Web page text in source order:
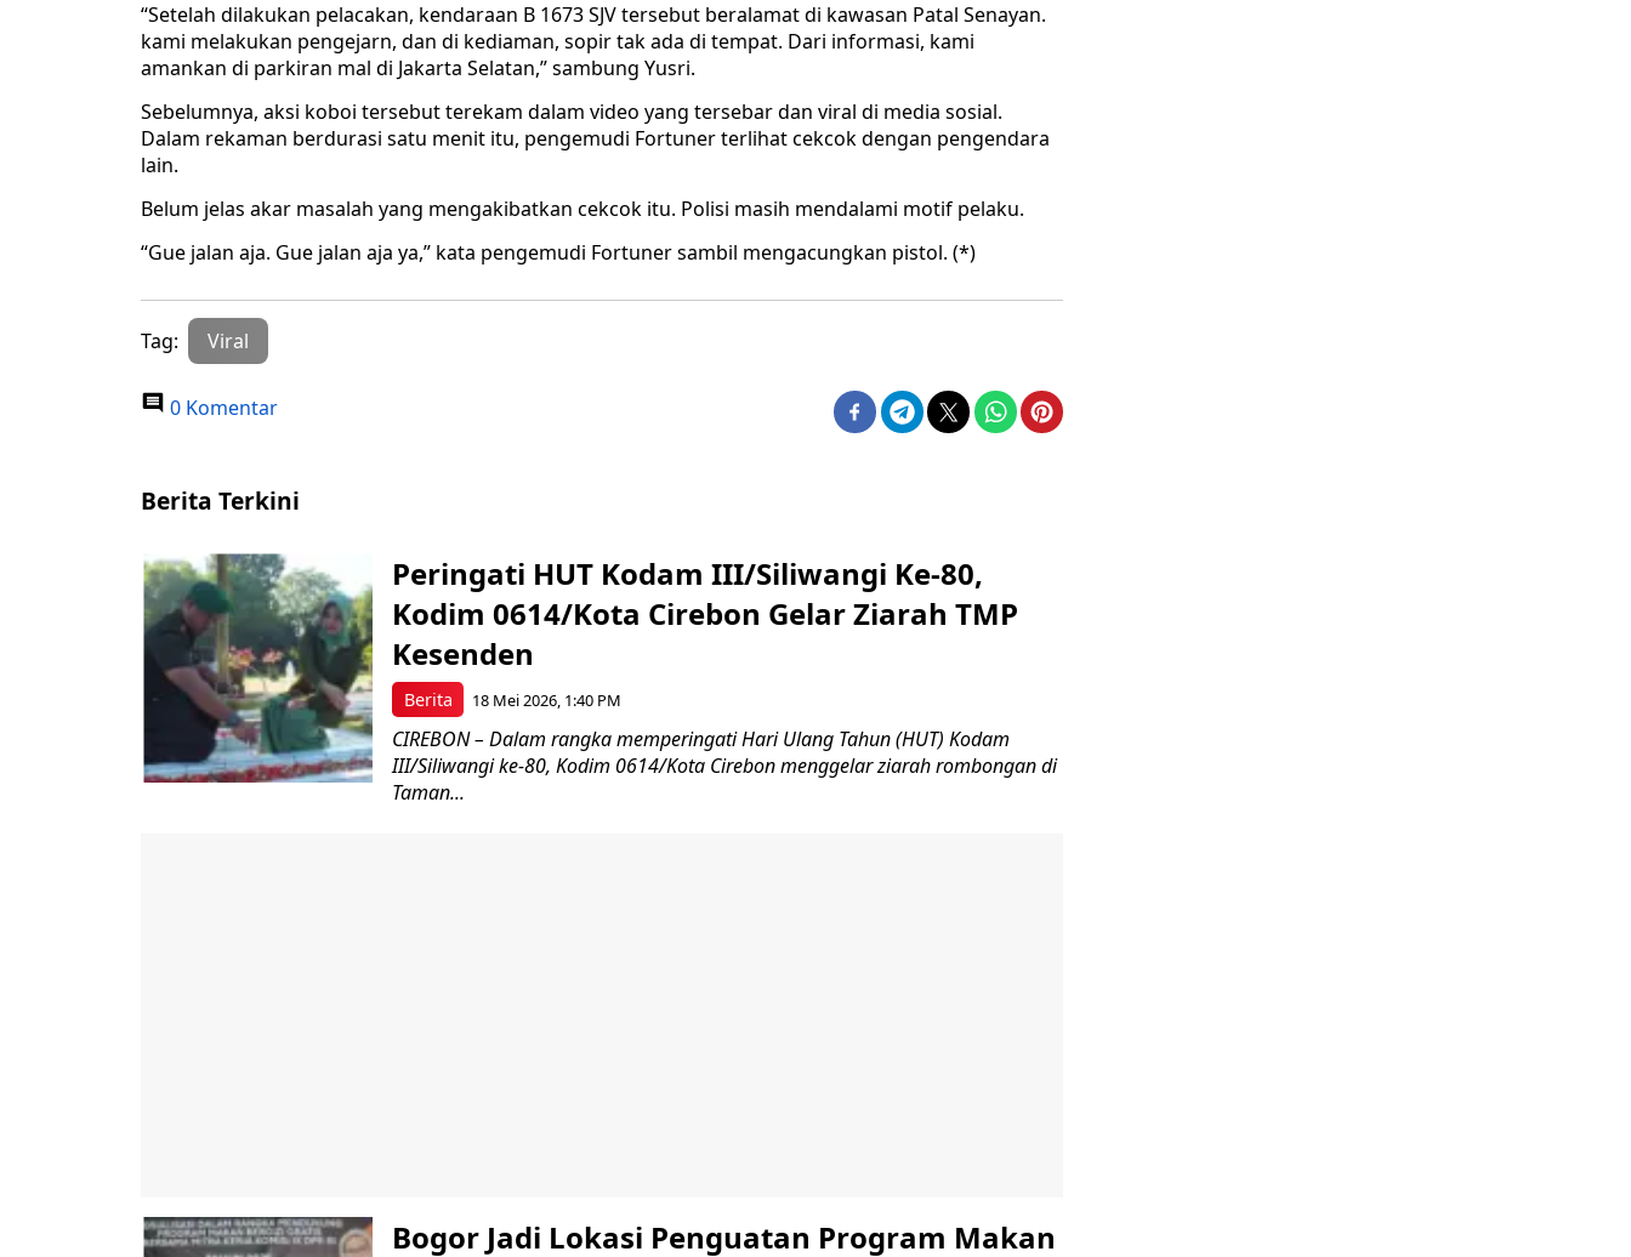
“Setelah dilakukan pelacakan, kendaraan B 1673 SJV tersebut beralamat di kawasan Patal Senayan.
kami melakukan pengejarn, dan di kediaman, sopir tak ada di tempat. Dari informasi, kami
amankan di parkiran mal di Jakarta Selatan,” sambung Yusri.
Sebelumnya, aksi koboi tersebut terekam dalam video yang tersebar dan viral di media sosial.
Dalam rekaman berdurasi satu menit itu, pengemudi Fortuner terlihat cekcok dengan pengendara
lain.
Belum jelas akar masalah yang mengakibatkan cekcok itu. Polisi masih mendalami motif pelaku.
“Gue jalan aja. Gue jalan aja ya,” kata pengemudi Fortuner sambil mengacungkan pistol. (*)
Tag: Viral
0 Komentar
Berita Terkini
Berita
Peringati HUT Kodam III/Siliwangi Ke-80,
Kodim 0614/Kota Cirebon Gelar Ziarah TMP
Kesenden
18 Mei 2026, 1:40 PM
CIREBON – Dalam rangka memperingati Hari Ulang Tahun (HUT) Kodam
III/Siliwangi ke-80, Kodim 0614/Kota Cirebon menggelar ziarah rombongan di
Taman...
Bogor Jadi Lokasi Penguatan Program Makan